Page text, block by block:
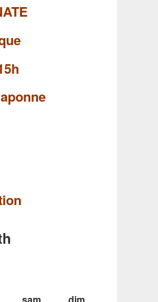
D’ÉTÉ
vendredi
samsamedidimdimanche